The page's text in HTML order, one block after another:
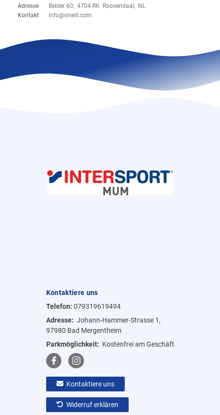
Adresse
Belder 60, 4704 RK Roosendaal, NL
Kontakt
info@oneill.com
Kontaktiere uns
Telefon: 079319619494
Adresse: Johann-Hammer-Strasse 1,
97980 Bad Mergentheim
Parkmöglichkeit: Kostenfrei am Geschäft
Kontaktiere uns
Widerruf erklären